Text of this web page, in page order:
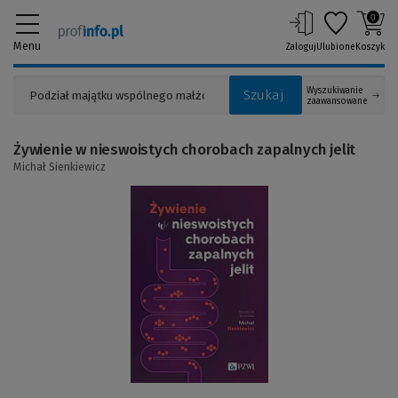
Menu
Szukaj
Wyszukiwanie
zaawansowane
ZalogujUlubione
0
Koszyk
Żywienie w nieswoistych chorobach zapalnych jelit
Michał Sienkiewicz